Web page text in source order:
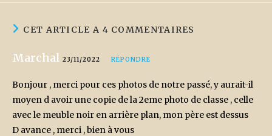
CET ARTICLE A 4 COMMENTAIRES
Marchal 23/11/2022 RÉPONDRE
Bonjour , merci pour ces photos de notre passé, y aurait-il
moyen d avoir une copie de la 2eme photo de classe , celle
avec le meuble noir en arrière plan, mon père est dessus
D avance , merci , bien à vous